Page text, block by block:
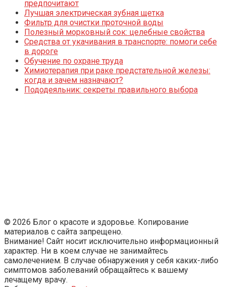
предпочитают
Лучшая электрическая зубная щетка
Фильтр для очистки проточной воды
Полезный морковный сок: целебные свойства
Средства от укачивания в транспорте: помоги себе
в дороге
Обучение по охране труда
Химиотерапия при раке предстательной железы:
когда и зачем назначают?
Пододеяльник: секреты правильного выбора
© 2026 Блог о красоте и здоровье. Копирование
материалов с сайта запрещено.
Внимание! Сайт носит исключительно информационный
характер. Ни в коем случае не занимайтесь
самолечением. В случае обнаружения у себя каких-либо
симптомов заболеваний обращайтесь к вашему
лечащему врачу.